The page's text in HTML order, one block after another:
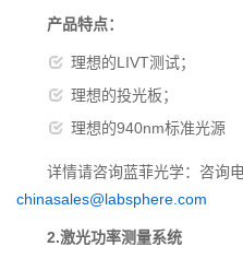
产品特点：
理想的LIVT测试；
理想的投光板；
理想的940nm标准光源
详情请咨询蓝菲光学：咨询
chinasales@labsphere.com
2.激光功率测量系统